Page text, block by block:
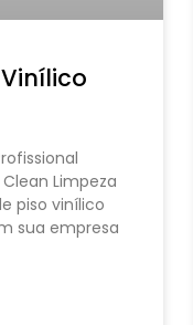
Limpeza
piso vinílico
sua empresa